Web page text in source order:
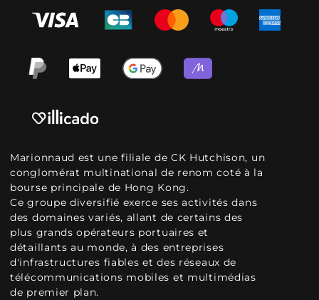
Marionnaud est une filiale de CK Hutchison, un
conglomérat multinational de renom coté à la
bourse principale de Hong Kong.
Ce groupe diversifié exerce ses activités dans
des domaines variés, allant de certains des
plus grands opérateurs portuaires et
détaillants au monde, à des entreprises
d'infrastructures fiables et des réseaux de
télécommunications mobiles et multimédias
de premier plan.